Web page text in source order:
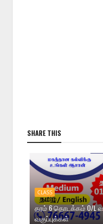
SHARE THIS
CLASS
தரம் 6 தொடக்கம் O/L
வகுப்புக்கள்